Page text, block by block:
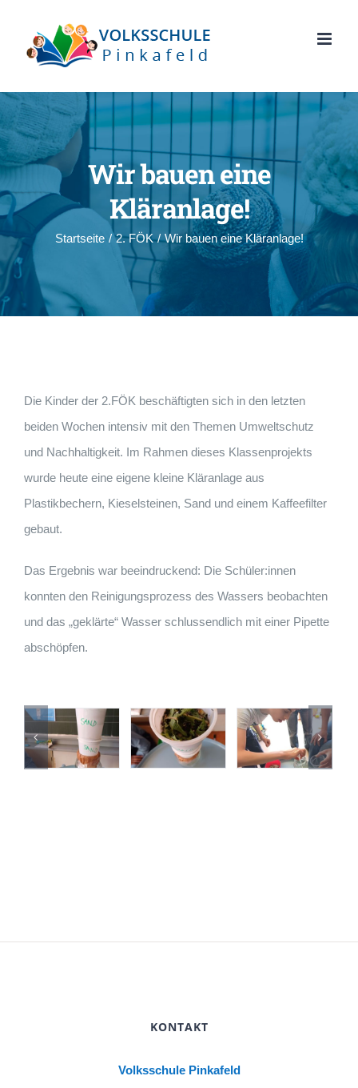
springen
Wir bauen eine
Kläranlage!
Startseite / 2. FÖK / Wir bauen eine Kläranlage!
Die Kinder der 2.FÖK beschäftigten sich in den letzten
beiden Wochen intensiv mit den Themen Umweltschutz
und Nachhaltigkeit. Im Rahmen dieses Klassenprojekts
wurde heute eine eigene kleine Kläranlage aus
Plastikbechern, Kieselsteinen, Sand und einem Kaffeefilter
gebaut.
Das Ergebnis war beeindruckend: Die Schüler:innen
konnten den Reinigungsprozess des Wassers beobachten
und das „geklärte“ Wasser schlussendlich mit einer Pipette
abschöpfen.
KONTAKT
Volksschule Pinkafeld